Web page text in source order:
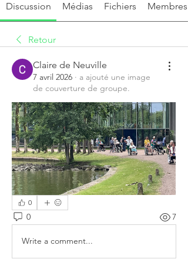
Discussion Médias Fichiers Membres
Retour
Claire de Neuville
7 avril 2026 · a ajouté une image
de couverture de groupe.
0
0 7
Write a comment...